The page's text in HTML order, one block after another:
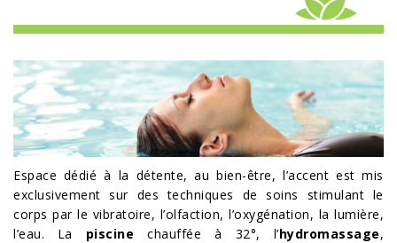
Espace dédié à la détente, au bien-être, l’accent est mis
exclusivement sur des techniques de soins stimulant le
corps par le vibratoire, l’olfaction, l’oxygénation, la lumière,
l’eau. La piscine chauffée à 32°, l’hydromassage,